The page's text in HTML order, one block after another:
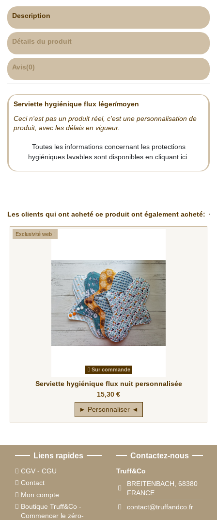
Description
Détails du produit
Avis(0)
Serviette hygiénique flux léger/moyen
Ceci n'est pas un produit réel, c'est une personnalisation de
produit, avec les délais en vigueur.
Toutes les informations concernant les protections
hygiéniques lavables sont disponibles en cliquant ici.
Les clients qui ont acheté ce produit ont également acheté:
Exclusivité web !
Sur commande
Serviette hygiénique flux nuit personnalisée
15,30 €
► Personnaliser ◄
Liens rapides
CGV - CGU
Contact
Mon compte
Boutique Truff&Co -
Commencer le zéro-
Contactez-nous
Truff&Co
BREITENBACH, 68380
FRANCE
contact@truffandco.fr